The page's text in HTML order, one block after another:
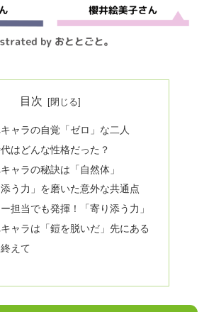
目次
ャラの自覚「ゼロ」な二人
はどんな性格だった？
ャラの秘訣は「自然体」
う力」を磨いた意外な共通点
担当でも発揮！「寄り添う力」
ャラは「鎧を脱いだ」先にある
えて